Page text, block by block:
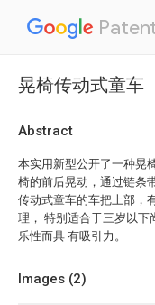
晃椅传动式童车
Abstract
本实用新型公开了一种晃
椅的前后晃动，通过链条
传动式童车的车把上部，
理， 特别适合于三岁以下
乐性而具 有吸引力。
Images (2)